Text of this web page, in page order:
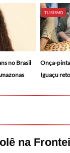
no Brasil
TURISMO
Onça-
Iguaçu
na